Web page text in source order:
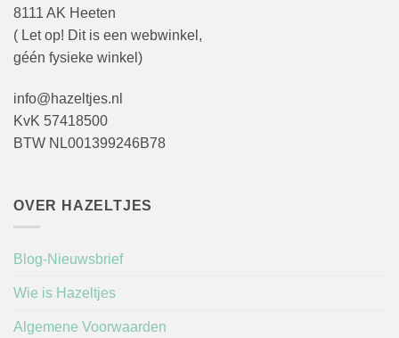
8111 AK Heeten
( Let op! Dit is een webwinkel,
géén fysieke winkel)
info@hazeltjes.nl
KvK 57418500
BTW NL001399246B78
OVER HAZELTJES
Blog-Nieuwsbrief
Wie is Hazeltjes
Algemene Voorwaarden